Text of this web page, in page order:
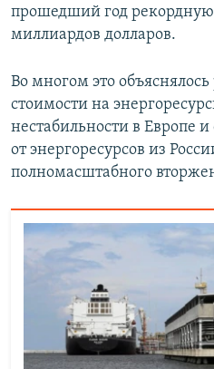
прошедший год рекордную
миллиардов долларов.
Во многом это
стоимости на
нестабильности в Европе
от энергоресурсов из
полномасштабного